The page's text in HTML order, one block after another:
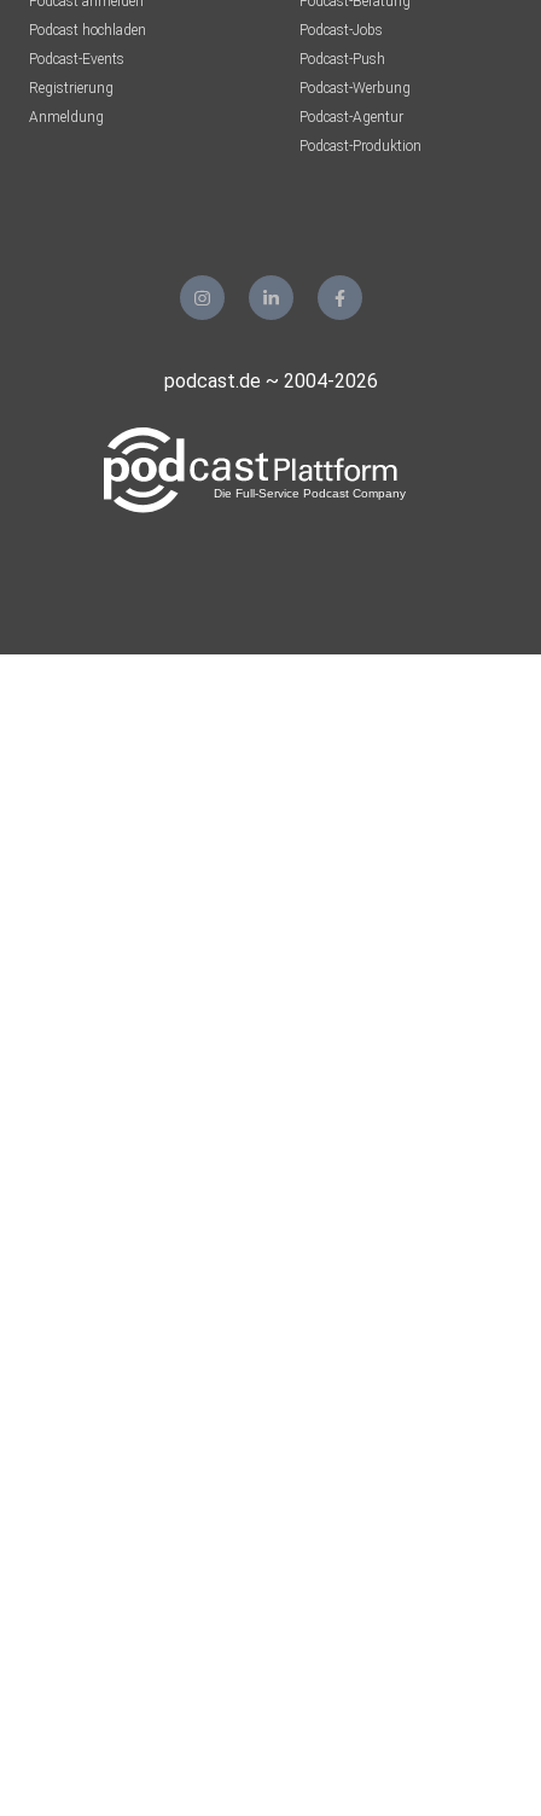
Podcast hochladen
Podcast-Events
Registrierung
Anmeldung
Podcast-Jobs
Podcast-Push
Podcast-Werbung
Podcast-Agentur
Podcast-Produktion
podcast.de ~ 2004-2026